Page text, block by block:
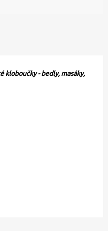
kloboučky - bedly, masáky,